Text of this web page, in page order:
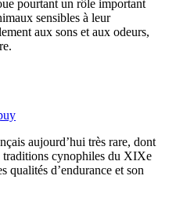
pourtant un rôle important
sensibles à leur
aux sons et aux odeurs,
aujourd’hui très rare, dont
traditions cynophiles du XIXe
qualités d’endurance et son